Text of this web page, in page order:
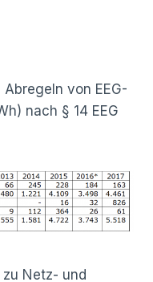
von EEG-
nach § 14 EEG
Netz- und